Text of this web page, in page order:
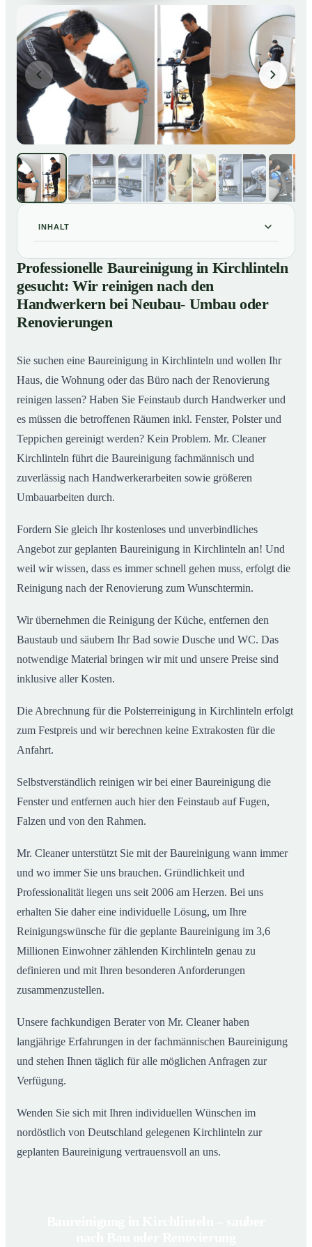
INHALT
01 Professionelle Baureinigung in Kirchlinteln gesucht:
Wir reinigen nach den Handwerkern bei Neubau-
Umbau oder Renovierungen
02Baureinigung in Kirchlinteln – Profis im Einsatz
Professionelle Baureinigung in Kirchlinteln
gesucht: Wir reinigen nach den
Handwerkern bei Neubau- Umbau oder
Renovierungen
Sie suchen eine Baureinigung in Kirchlinteln und wollen Ihr
Haus, die Wohnung oder das Büro nach der Renovierung
reinigen lassen? Haben Sie Feinstaub durch Handwerker und
es müssen die betroffenen Räumen inkl. Fenster, Polster und
Teppichen gereinigt werden? Kein Problem. Mr. Cleaner
Kirchlinteln führt die Baureinigung fachmännisch und
zuverlässig nach Handwerkerarbeiten sowie größeren
Umbauarbeiten durch.
Fordern Sie gleich Ihr kostenloses und unverbindliches
Angebot zur geplanten Baureinigung in Kirchlinteln an! Und
weil wir wissen, dass es immer schnell gehen muss, erfolgt die
Reinigung nach der Renovierung zum Wunschtermin.
Wir übernehmen die Reinigung der Küche, entfernen den
Baustaub und säubern Ihr Bad sowie Dusche und WC. Das
notwendige Material bringen wir mit und unsere Preise sind
inklusive aller Kosten.
Die Abrechnung für die Polsterreinigung in Kirchlinteln erfolgt
zum Festpreis und wir berechnen keine Extrakosten für die
Anfahrt.
Selbstverständlich reinigen wir bei einer Baureinigung die
Fenster und entfernen auch hier den Feinstaub auf Fugen,
Falzen und von den Rahmen.
Mr. Cleaner unterstützt Sie mit der Baureinigung wann immer
und wo immer Sie uns brauchen. Gründlichkeit und
Professionalität liegen uns seit 2006 am Herzen. Bei uns
erhalten Sie daher eine individuelle Lösung, um Ihre
Reinigungswünsche für die geplante Baureinigung im 3,6
Millionen Einwohner zählenden Kirchlinteln genau zu
definieren und mit Ihren besonderen Anforderungen
zusammenzustellen.
Unsere fachkundigen Berater von Mr. Cleaner haben
langjährige Erfahrungen in der fachmännischen Baureinigung
und stehen Ihnen täglich für alle möglichen Anfragen zur
Verfügung.
Wenden Sie sich mit Ihren individuellen Wünschen im
nordöstlich von Deutschland gelegenen Kirchlinteln zur
geplanten Baureinigung vertrauensvoll an uns.